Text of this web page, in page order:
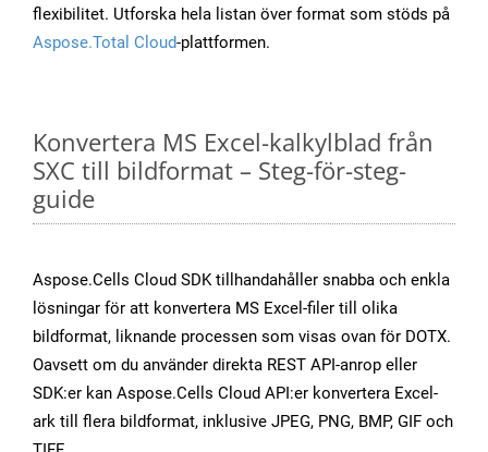
flexibilitet. Utforska hela listan över format som stöds på
Aspose.Total Cloud-plattformen.
Konvertera MS Excel-kalkylblad från
SXC till bildformat – Steg-för-steg-
guide
Aspose.Cells Cloud SDK tillhandahåller snabba och enkla
lösningar för att konvertera MS Excel-filer till olika
bildformat, liknande processen som visas ovan för DOTX.
Oavsett om du använder direkta REST API-anrop eller
SDK:er kan Aspose.Cells Cloud API:er konvertera Excel-
ark till flera bildformat, inklusive JPEG, PNG, BMP, GIF och